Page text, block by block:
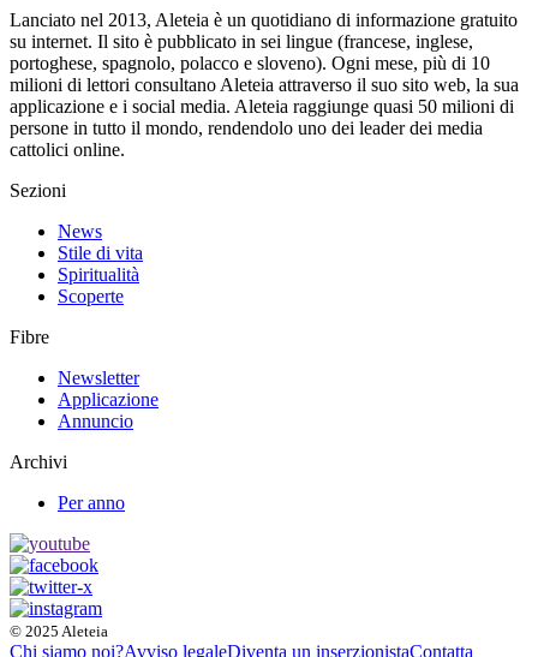
Lanciato nel 2013, Aleteia è un quotidiano di informazione gratuito
su internet. Il sito è pubblicato in sei lingue (francese, inglese,
portoghese, spagnolo, polacco e sloveno). Ogni mese, più di 10
milioni di lettori consultano Aleteia attraverso il suo sito web, la sua
applicazione e i social media. Aleteia raggiunge quasi 50 milioni di
persone in tutto il mondo, rendendolo uno dei leader dei media
cattolici online.
Sezioni
News
Stile di vita
Spiritualità
Scoperte
Fibre
Newsletter
Applicazione
Annuncio
Archivi
Per anno
© 2025 Aleteia
Chi siamo noi?Avviso legaleDiventa un inserzionistaContatta